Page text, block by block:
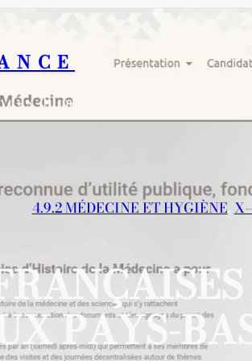
du monde
4.9.2 MÉDECINE ET HYGIÈNE,
PAYS-